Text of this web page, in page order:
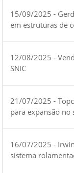
15/09/2025 -
em estruturas de
12/08/2025 -
SNIC
21/07/2025 -
para expansão no
16/07/2025 -
sistema